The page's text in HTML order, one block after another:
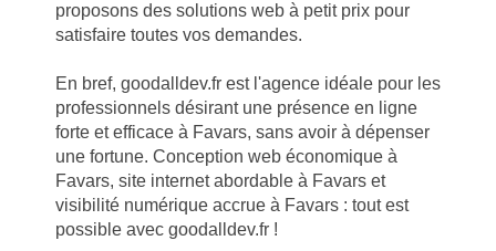
proposons des solutions web à petit prix pour
satisfaire toutes vos demandes.
En bref, goodalldev.fr est l'agence idéale pour les
professionnels désirant une présence en ligne
forte et efficace à Favars, sans avoir à dépenser
une fortune. Conception web économique à
Favars, site internet abordable à Favars et
visibilité numérique accrue à Favars : tout est
possible avec goodalldev.fr !